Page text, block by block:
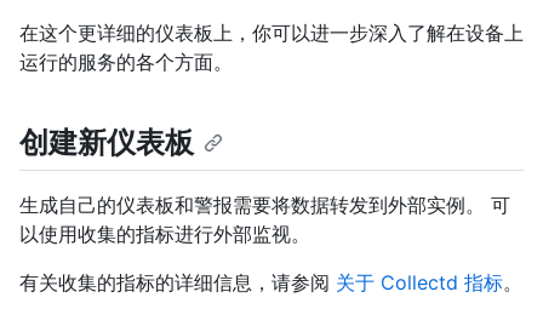
在这个更详细的仪表板上，你可以进一步深入了解在设备上
运行的服务的各个方面。
创建新仪表板
生成自己的仪表板和警报需要将数据转发到外部实例。 可
以使用收集的指标进行外部监视。
有关收集的指标的详细信息，请参阅 关于 Collectd 指标。